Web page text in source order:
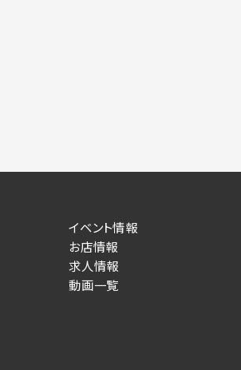
イベント情報
お店情報
求人情報
動画一覧